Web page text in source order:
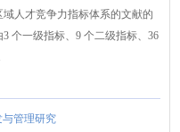
人才竞争力指标体系的文献的
个一级指标、9 个二级指标、36
与管理研究